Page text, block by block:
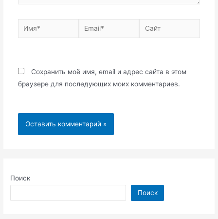
Поиск
Поиск
Имя* Email* Сайт
Сохранить моё имя, email и адрес сайта в этом
браузере для последующих моих комментариев.